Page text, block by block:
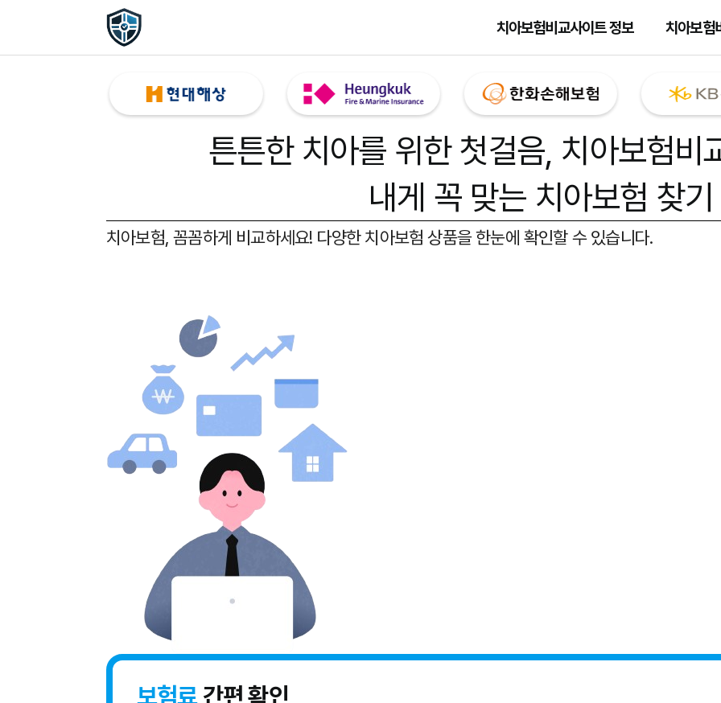
치아보험비교사이트 정보 치아보험
튼튼한 치아를 위한 첫걸음, 치아보험비
내게 꼭 맞는 치아보험 찾기
치아보험, 꼼꼼하게 비교하세요! 다양한 치아보험 상품을 한눈에 확인할 수 있습니다.
보험료간편 확인